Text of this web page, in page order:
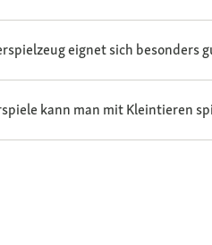
eignet sich besonders
kann man mit Kleintieren